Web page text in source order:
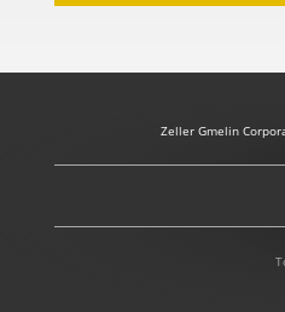
Zeller Gmelin